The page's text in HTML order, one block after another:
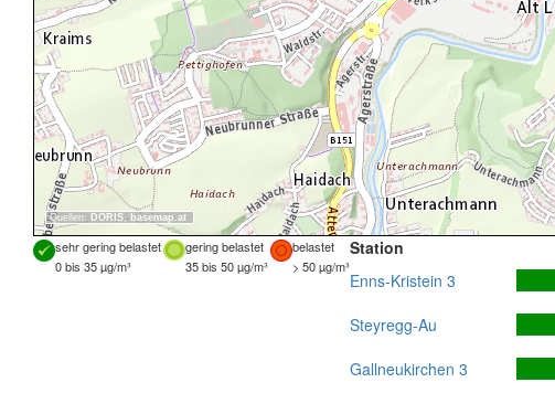
Quellen: DORIS, basemap.at
sehr gering belastet gering belastet
belastet
0 bis 35 µg/m³
35 bis 50 µg/m³ > 50 µg/m³
Station
Enns-Kristein 3
Steyregg-Au
Gallneukirchen 3